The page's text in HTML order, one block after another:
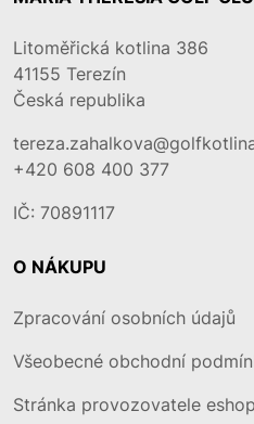
Litoměřická kotlina 386
41155 Terezín
Česká republika
+420 608 400 377
IČ: 70891117
O NÁKUPU
Zpracování osobních údajů
Všeobecné obchodní
Stránka provozovatele